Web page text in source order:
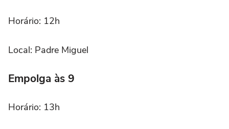
Horário: 12h
Local: Padre Miguel
Empolga às 9
Horário: 13h